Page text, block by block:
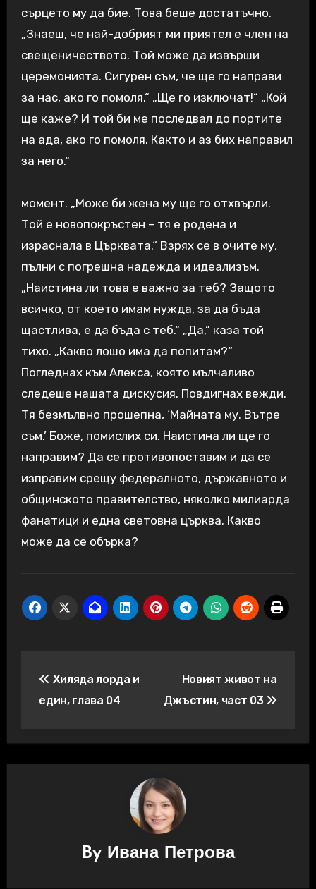
сърцето му да бие. Това беше достатъчно.
„Знаеш, че най-добрият ми приятел е член на
свещеничеството. Той може да извърши
церемонията. Сигурен съм, че ще го направи
за нас, ако го помоля.“ „Ще го изключат!“ „Кой
ще каже? И той би ме последвал до портите
на ада, ако го помоля. Както и аз бих направил
за него.“
момент. „Може би жена му ще го отхвърли.
Той е новопокръстен – тя е родена и
израснала в Църквата.“ Взрях се в очите му,
пълни с погрешна надежда и идеализъм.
„Наистина ли това е важно за теб? Защото
всичко, от което имам нужда, за да бъда
щастлива, е да бъда с теб.“ „Да,“ каза той
тихо. „Какво лошо има да попитам?“
Погледнах към Алекса, която мълчаливо
следеше нашата дискусия. Повдигнах вежди.
Тя безмълвно прошепна, ‘Майната му. Вътре
съм.’ Боже, помислих си. Наистина ли ще го
направим? Да се противопоставим и да се
изправим срещу федералното, държавното и
общинското правителство, няколко милиарда
фанатици и една световна църква. Какво
може да се обърка?
Хиляда лорда и
един, глава 04
Новият живот на
Джъстин, част 03
By Ивана Петрова